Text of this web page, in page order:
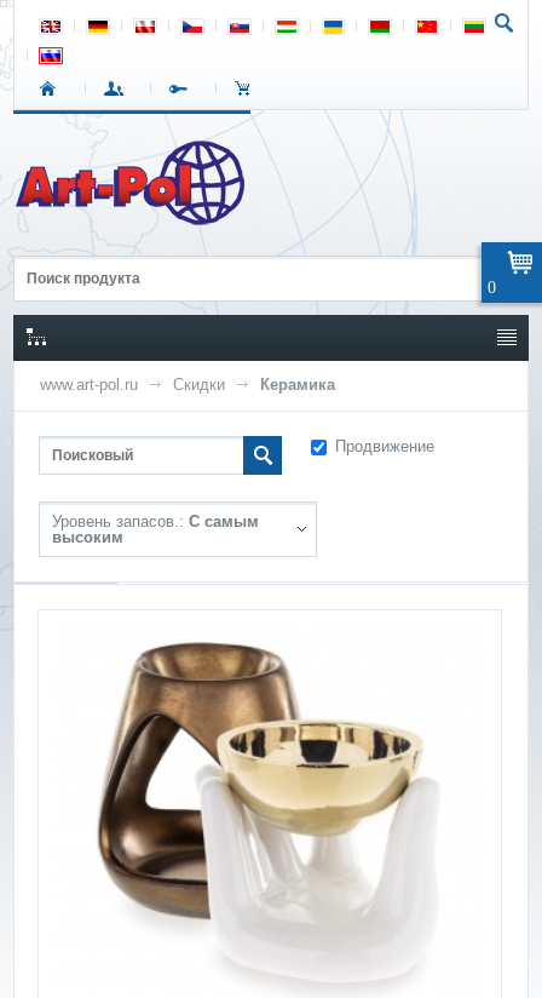
www.art-pol.ru Скидки Керамика
Продвижение
Уровень запасов.: С самым
высоким
0